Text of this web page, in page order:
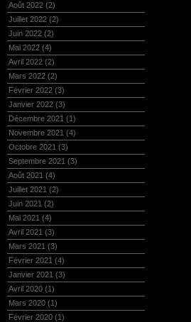
Août 2022 (2)
Juillet 2022 (2)
Juin 2022 (2)
Mai 2022 (4)
Avril 2022 (2)
Mars 2022 (2)
Février 2022 (3)
Janvier 2022 (3)
Décembre 2021 (1)
Novembre 2021 (4)
Octobre 2021 (3)
Septembre 2021 (3)
Août 2021 (4)
Juillet 2021 (2)
Juin 2021 (2)
Mai 2021 (4)
Avril 2021 (3)
Mars 2021 (3)
Février 2021 (4)
Janvier 2021 (3)
Avril 2020 (1)
Mars 2020 (1)
Février 2020 (1)